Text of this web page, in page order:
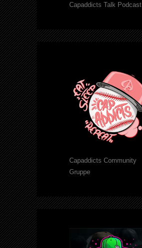
Capaddicts Talk Podcast
Capaddicts Community
Gruppe